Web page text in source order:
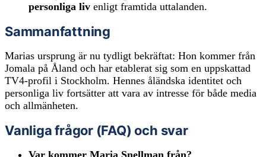
personliga liv enligt framtida uttalanden.
Sammanfattning
Marias ursprung är nu tydligt bekräftat: Hon kommer från
Jomala på Åland och har etablerat sig som en uppskattad
TV4-profil i Stockholm. Hennes åländska identitet och
personliga liv fortsätter att vara av intresse för både media
och allmänheten.
Vanliga frågor (FAQ) och svar
Var kommer Maria Snellman från?